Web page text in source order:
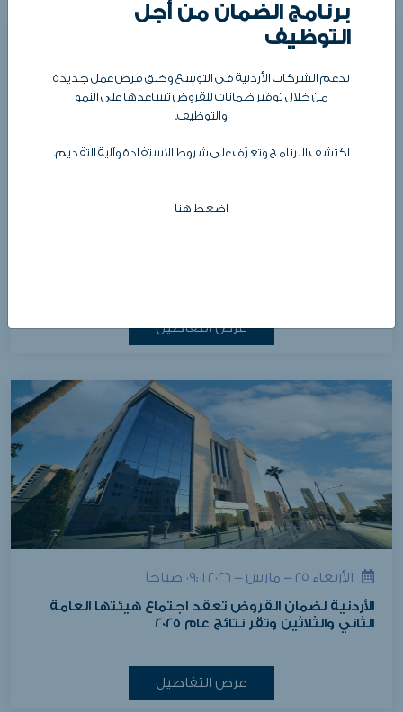
عرض التفاصيل
الأربعاء ٢٥ - مارس - ٢٠٢٦ ٠٩:٠١ صباحاً
الأردنية لضمان القروض تعقد اجتماع هيئتها العامة
الثاني والثلاثين وتقر نتائج عام 2025
عرض التفاصيل
برنامج الضمان من أجل
التوظيف
ندعم الشركات الأردنية في التوسع وخلق فرص عمل جديدة
من خلال توفير ضمانات للقروض تساعدها على النمو
والتوظيف.
اكتشف البرنامج وتعرّف على شروط الاستفادة وآلية التقديم.
اضغط هنا